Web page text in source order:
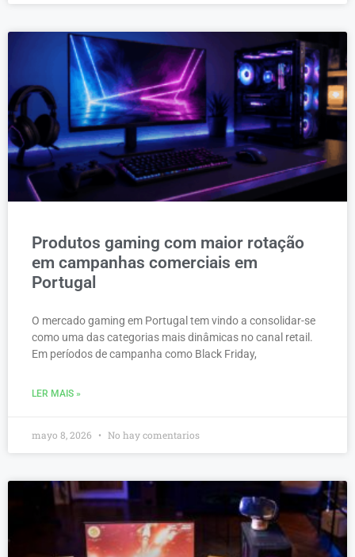
Produtos gaming com maior rotação
em campanhas comerciais em
Portugal
O mercado gaming em Portugal tem vindo a consolidar-se
como uma das categorias mais dinâmicas no canal retail.
Em períodos de campanha como Black Friday,
LER MAIS »
mayo 8, 2026 No hay comentarios